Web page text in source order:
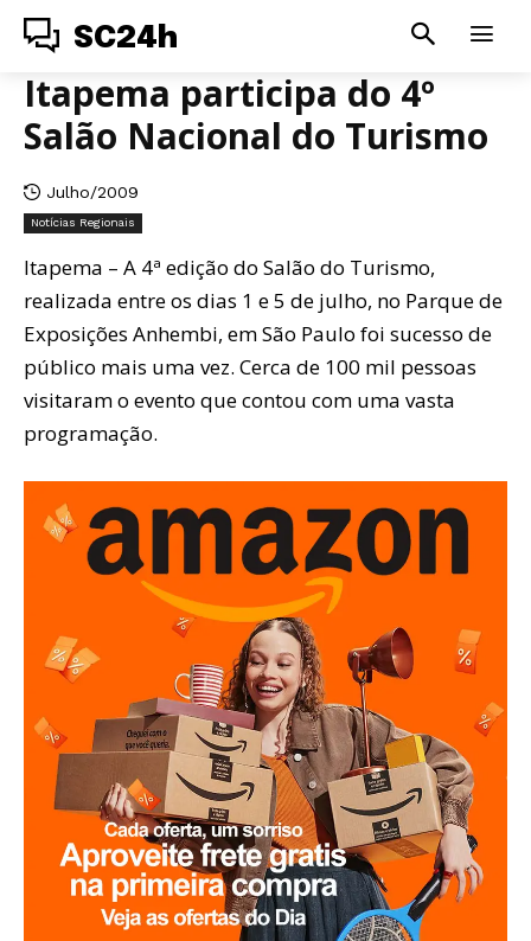
SC24h
Itapema participa do 4º
Salão Nacional do Turismo
Julho/2009
Notícias Regionais
Itapema – A 4ª edição do Salão do Turismo,
realizada entre os dias 1 e 5 de julho, no Parque de
Exposições Anhembi, em São Paulo foi sucesso de
público mais uma vez. Cerca de 100 mil pessoas
visitaram o evento que contou com uma vasta
programação.